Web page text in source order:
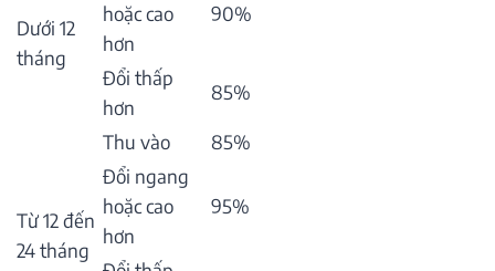
Dưới 12
tháng
hoặc cao
hơn
90%
Đổi thấp
hơn
85%
Từ 12 đến
24 tháng
Thu vào
85%
Đổi ngang
hoặc cao
hơn
95%